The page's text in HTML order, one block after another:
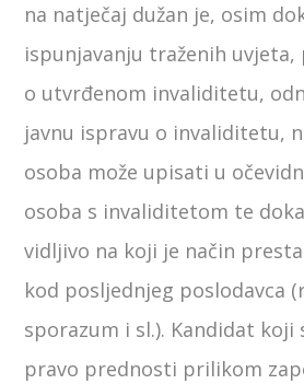
na natječaj dužan je, osim
ispunjavanju traženih
o utvrđenom invaliditetu,
javnu ispravu o invaliditetu,
osoba može upisati u
osoba s invaliditetom te
vidljivo na koji je način
kod posljednjeg poslodavca
sporazum i sl.). Kandidat koji
pravo prednosti prilikom